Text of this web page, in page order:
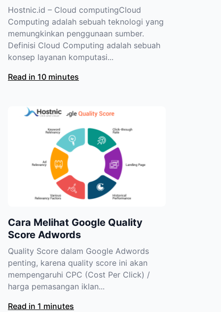
Hostnic.id – Cloud computingCloud
Computing adalah sebuah teknologi yang
memungkinkan penggunaan sumber.
Definisi Cloud Computing adalah sebuah
konsep layanan komputasi...
Read in 10 minutes
Cara Melihat Google Quality
Score Adwords
Quality Score dalam Google Adwords
penting, karena quality score ini akan
mempengaruhi CPC (Cost Per Click) /
harga pemasangan iklan...
Read in 1 minutes